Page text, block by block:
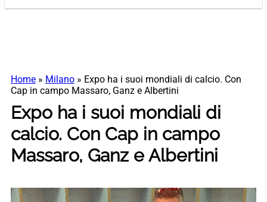
Home » Milano » Expo ha i suoi mondiali di calcio. Con
Cap in campo Massaro, Ganz e Albertini
Expo ha i suoi mondiali di
calcio. Con Cap in campo
Massaro, Ganz e Albertini